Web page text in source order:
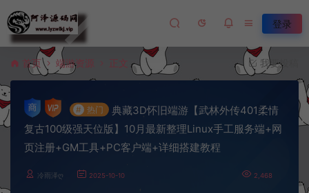
登录
首页 端游资源 正文 我要投稿
# 热门
典藏3D怀旧端游【武林外传401柔情
复古100级强天位版】10月最新整理Linux手工服务端+网
页注册+GM工具+PC客户端+详细搭建教程
冷雨泽ღ 2025-10-10 2,468